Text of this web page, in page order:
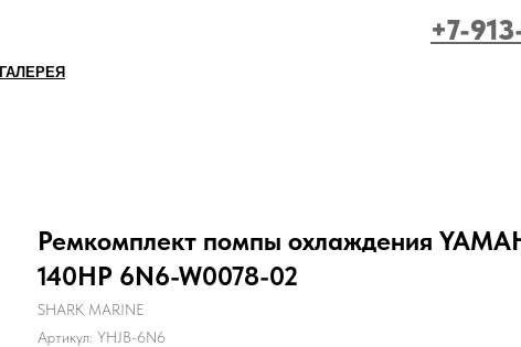
+7-
ГАЛЕРЕЯ
Ремкомплект помпы охлаждения
140HP 6N6-W0078-02
SHARK MARINE
Артикул: YHJB-6N6